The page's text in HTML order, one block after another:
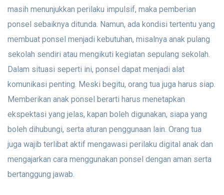
masih menunjukkan perilaku impulsif, maka pemberian
ponsel sebaiknya ditunda. Namun, ada kondisi tertentu yang
membuat ponsel menjadi kebutuhan, misalnya anak pulang
sekolah sendiri atau mengikuti kegiatan sepulang sekolah.
Dalam situasi seperti ini, ponsel dapat menjadi alat
komunikasi penting. Meski begitu, orang tua juga harus siap.
Memberikan anak ponsel berarti harus menetapkan
ekspektasi yang jelas, kapan boleh digunakan, siapa yang
boleh dihubungi, serta aturan penggunaan lain. Orang tua
juga wajib terlibat aktif mengawasi perilaku digital anak dan
mengajarkan cara menggunakan ponsel dengan aman serta
bertanggung jawab.